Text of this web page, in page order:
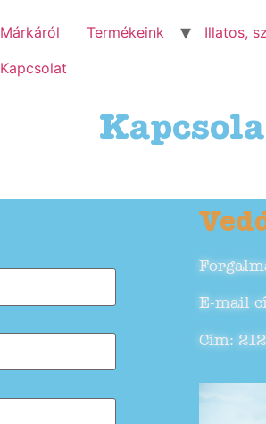
Márkáról Termékeink Illatos,
Kapcsolat
E-mail
Cím: